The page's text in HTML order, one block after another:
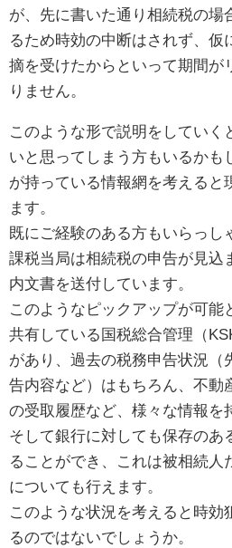
が、先に書いた通り相続税の場
るため時効の中断はされず、仮
摘を受けたからといって期間が
りません。
このような形で説明をしていく
いと思ってしまう方もいるかも
が持っている情報網を考えると
ます。
既にご経験のある方もいらっし
課税当局は相続税の申告が見込
内文書を送付しています。
このようなピックアップが可能
共有している国税総合管理（
があり、過去の税務申告状況（
告内容など）はもちろん、不動
の受取履歴など、様々な情報を
そして銀行に対しても保存のあ
ることができ、これは被相続人
についても行えます。
このような状況を考えると時効
るのではないでしょうか。